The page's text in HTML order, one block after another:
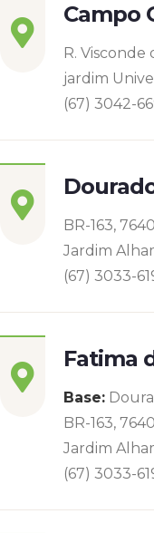
Campo
R. Visconde
jardim
(67) 3042-
BR-163,
Jardim
(67) 3033-
Fatima
Base:
BR-163,
Jardim
(67) 3033-